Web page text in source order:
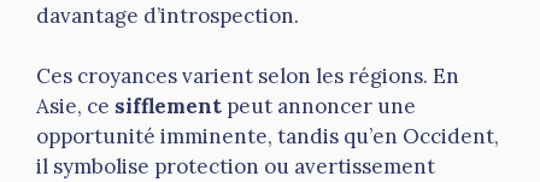
davantage d’introspection.
Ces croyances varient selon les régions. En
Asie, ce sifflement peut annoncer une
opportunité imminente, tandis qu’en Occident,
il symbolise protection ou avertissement